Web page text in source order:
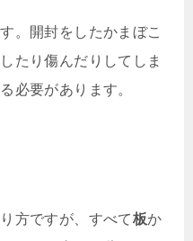
。開封をしたかまぼこ
たり傷んだりしてしま
必要があります。
方ですが、すべて板か